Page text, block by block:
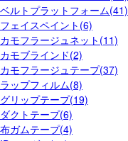
ベルトプラットフォーム(41)
フェイスペイント(6)
カモフラージュネット(11)
カモブラインド(2)
カモフラージュテープ(37)
ラップフィルム(8)
グリップテープ(19)
ダクトテープ(6)
布ガムテープ(4)